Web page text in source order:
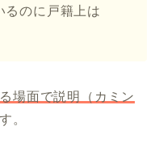
るのに戸籍上は
場面で説明（カミン
。